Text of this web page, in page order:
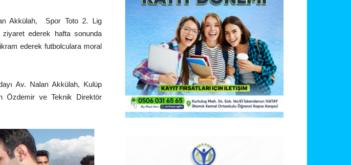
Akkülah, Spor Toto 2. Lig
ziyaret ederek hafta sonunda
ederek futbolculara moral
Av. Nalan Akkülah, Kulüp
Özdemir ve Teknik Direktör